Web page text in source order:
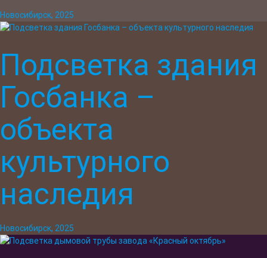
Новосибирск, 2025
Подсветка здания
Госбанка –
объекта
культурного
наследия
Новосибирск, 2025